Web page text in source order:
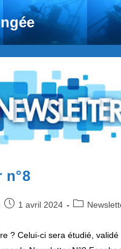
n°8
Publication
1 avril 2024
Post
? Celui-ci sera étudié,